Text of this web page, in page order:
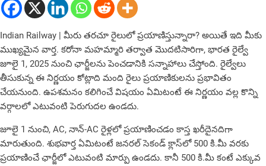
Indian Railway | మీరు త‌ర‌చూ రైలులో ప్రయాణిస్తున్నారా? అయితే ఇది మీకు
ముఖ్యమైన వార్త. కరోనా మహమ్మారి తర్వాత మొదటిసారిగా, భారత రైల్వే
జూలై 1, 2025 నుంచి ఛార్జీలను పెంచడానికి సన్నాహాలు చేస్తోంది. రైల్వేలు
తీసుకున్న‌ ఈ నిర్ణయం కోట్లాది మంది రైలు ప్రయాణికులను ప్రభావితం
చేయ‌నుంది. ఉపశమనం కలిగించే విషయం ఏమిటంటే ఈ నిర్ణయం వల్ల కొన్ని
వర్గాలలో ఎటువంటి పెరుగుదల ఉండదు.
జూలై 1 నుంచి, AC, నాన్-AC రైళ్లలో ప్రయాణించడం కాస్త ఖరీదైనదిగా
మారుతుంది. శుభవార్త ఏమిటంటే జనరల్ సెకండ్ క్లాస్‌లో 500 కి.మీ వరకు
ప్రయాణించే ఛార్జీలో ఎటువంటి మార్పు ఉండదు. కానీ 500 కి.మీ కంటే ఎక్కువ